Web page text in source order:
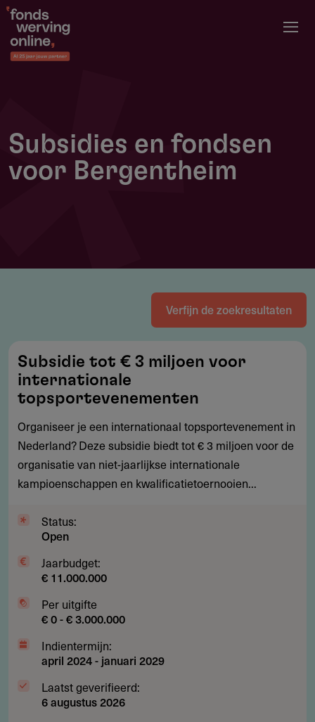
Overslaan
naar
de
Subsidies en fondsen
voor Bergentheim
Verfijn de zoekresultaten
tot
€
3
miljoen
voor
internationale
topsportevenementen
Subsidie tot € 3 miljoen voor
internationale
topsportevenementen
Organiseer je een internationaal topsportevenement in
Nederland? Deze subsidie biedt tot € 3 miljoen voor de
organisatie van niet-jaarlijkse internationale
kampioenschappen en kwalificatietoernooien...
Status:
Open
Jaarbudget:
€ 11.000.000
Per uitgifte
€ 0 - € 3.000.000
Indientermijn:
april 2024- januari 2029
Laatst geverifieerd:
6 augustus 2026